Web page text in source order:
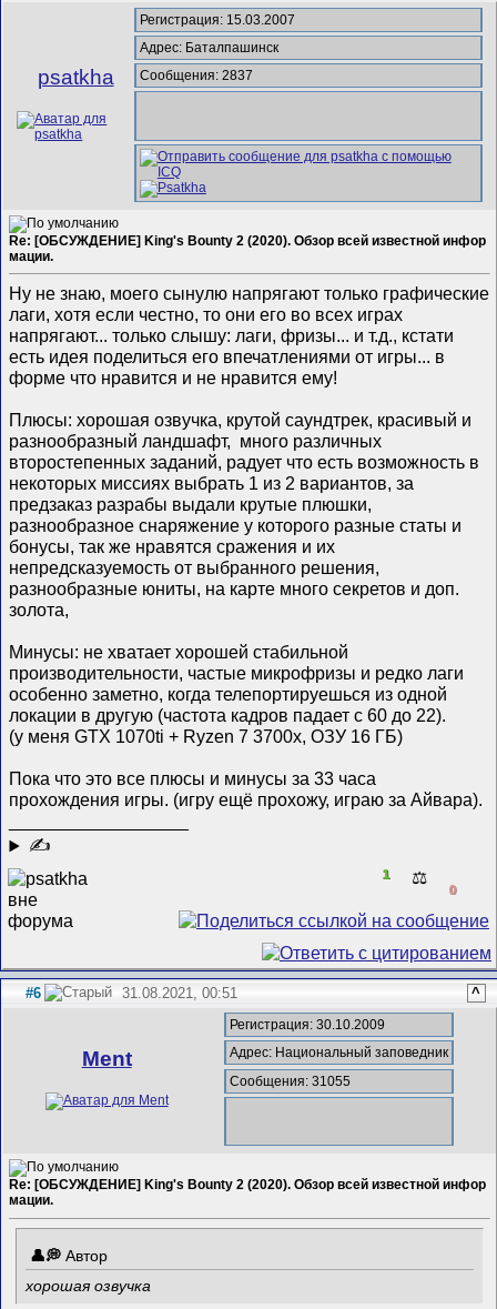
psatkha
Регистрация: 15.03.2007
Адрес: Баталпашинск
Сообщения: 2837
Re: [ОБСУЖДЕНИЕ] King's Bounty 2 (2020). Обзор всей известной инфор
мации.
Ну не знаю, моего сынулю напрягают только графические
лаги, хотя если честно, то они его во всех играх
напрягают... только слышу: лаги, фризы... и т.д., кстати
есть идея поделиться его впечатлениями от игры... в
форме что нравится и не нравится ему!
Плюсы: хорошая озвучка, крутой саундтрек, красивый и
разнообразный ландшафт, много различных
второстепенных заданий, радует что есть возможность в
некоторых миссиях выбрать 1 из 2 вариантов, за
предзаказ разрабы выдали крутые плюшки,
разнообразное снаряжение у которого разные статы и
бонусы, так же нравятся сражения и их
непредсказуемость от выбранного решения,
разнообразные юниты, на карте много секретов и доп.
золота,
Минусы: не хватает хорошей стабильной
производительности, частые микрофризы и редко лаги
особенно заметно, когда телепортируешься из одной
локации в другую (частота кадров падает с 60 до 22).
(у меня GTX 1070ti + Ryzen 7 3700x, ОЗУ 16 ГБ)
Пока что это все плюсы и минусы за 33 часа
прохождения игры. (игру ещё прохожу, играю за Айвара).
✍
1 ⚖️
0
#6 31.08.2021, 00:51 ^
Ment
Регистрация: 30.10.2009
Адрес: Национальный заповедник
Сообщения: 31055
Re: [ОБСУЖДЕНИЕ] King's Bounty 2 (2020). Обзор всей известной инфор
мации.
Автор
хорошая озвучка